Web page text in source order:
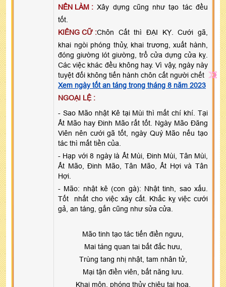
NÊN LÀM : Xây dựng cũng như tạo tác đều
tốt.
KIÊNG CỮ :Chôn Cất thì ĐẠI KỴ. Cưới gã,
khai ngòi phóng thủy, khai trương, xuất hành,
đóng giường lót giường, trổ cửa dựng cửa kỵ.
Các việc khác đều không hay. Vì vậy, ngày này
tuyệt đối không tiến hành chôn cất người chết
Xem ngày tốt an táng trong tháng 8 năm 2023
NGOẠI LỆ :
- Sao Mão nhật Kê tại Mùi thì mất chí khí. Tại
Ất Mão hay Đinh Mão rất tốt. Ngày Mão Đăng
Viên nên cưới gã tốt, ngày Quý Mão nếu tạo
tác thì mất tiền của.
- Hạp với 8 ngày là Ất Mùi, Đinh Mùi, Tân Mùi,
Ất Mão, Đinh Mão, Tân Mão, Ất Hợi và Tân
Hợi.
- Mão: nhật kê (con gà): Nhật tinh, sao xấu.
Tốt nhất cho việc xây cất. Khắc kỵ việc cưới
gả, an táng, gắn cũng như sửa cửa.
Mão tinh tạo tác tiến điền ngưu,
Mai táng quan tai bất đắc hưu,
Trùng tang nhị nhật, tam nhân tử,
Mại tận điền viên, bất năng lưu.
Khai môn, phóng thủy chiêu tai họa,